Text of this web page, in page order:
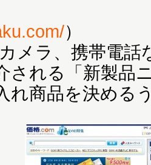
）
メラ、携帯電話
される「新製品
れ商品を決める